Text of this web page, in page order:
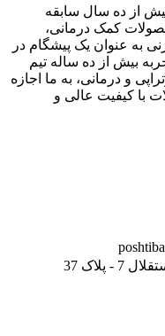
از ده سال سابقه
کمک درمانی،
به عنوان یک پیشگام در
بیش از ده ساله تیم
و درمانی، به ما اجازه
با کیفیت عالی و
37